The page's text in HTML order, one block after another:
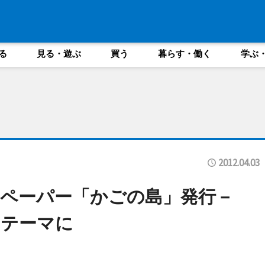
見る・遊ぶ 買う 暮らす・働く 学ぶ
2012.04.03
ーパー「かごの島」発行－
ーマに